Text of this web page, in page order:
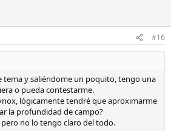
#16
tema y saliéndome un poquito, tengo una
o pueda contestarme.
lógicamente tendré que aproximarme
la profundidad de campo?
pero no lo tengo claro del todo.